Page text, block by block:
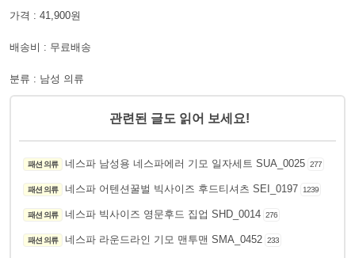
가격 : 41,900원
배송비 : 무료배송
분류 : 남성 의류
관련된 글도 읽어 보세요!
패션 의류 네스파 남성용 네스파에러 기모 일자세트 SUA_0025 277
패션 의류 네스파 어텐션꿀벌 빅사이즈 후드티셔츠 SEI_0197 1239
패션 의류 네스파 빅사이즈 영문후드 집업 SHD_0014 276
패션 의류 네스파 라운드라인 기모 맨투맨 SMA_0452 233